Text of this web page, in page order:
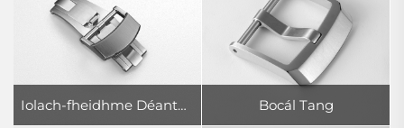
Iolach-fheidhme Déantúis Bocál Tang